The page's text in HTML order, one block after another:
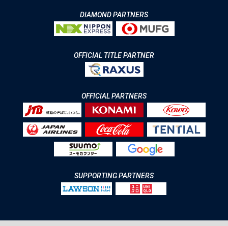
DIAMOND PARTNERS
OFFICIAL TITLE PARTNER
OFFICIAL PARTNERS
SUPPORTING PARTNERS